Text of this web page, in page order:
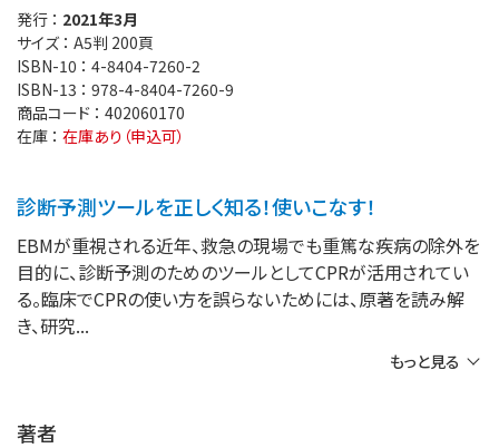
発行 ： 2021年3月
サイズ ： A5判 200頁
ISBN-10 ： 4-8404-7260-2
ISBN-13 ： 978-4-8404-7260-9
商品コード ： 402060170
在庫 ： 在庫あり（申込可）
診断予測ツールを正しく知る！使いこなす！
EBMが重視される近年、救急の現場でも重篤な疾病の除外を
目的に、診断予測のためのツールとしてCPRが活用されてい
る。臨床でCPRの使い方を誤らないためには、原著を読み解
き、研究
もっと見る
著者